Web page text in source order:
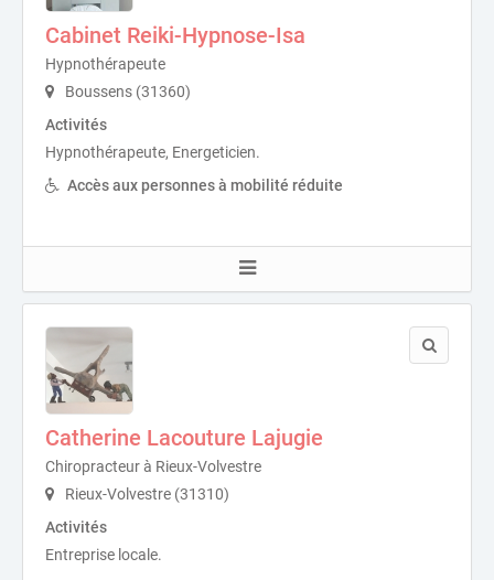
Cabinet Reiki-Hypnose-Isa
Hypnothérapeute
Boussens (31360)
Activités
Hypnothérapeute, Energeticien.
Accès aux personnes à mobilité réduite
Catherine Lacouture Lajugie
Chiropracteur à Rieux-Volvestre
Rieux-Volvestre (31310)
Activités
Entreprise locale.